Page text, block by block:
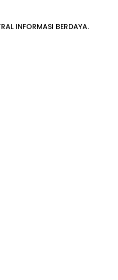
INFORMASI BERDAYA.